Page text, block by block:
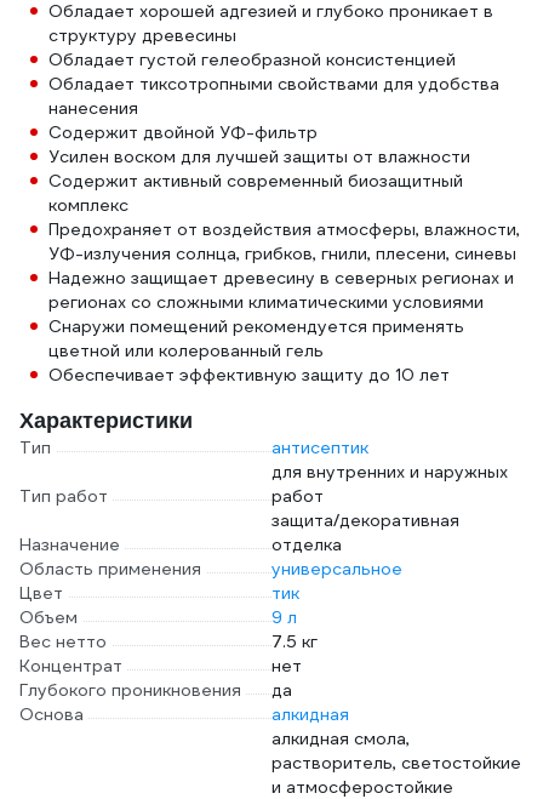
Обладает хорошей адгезией и глубоко проникает в
структуру древесины
Обладает густой гелеобразной консистенцией
Обладает тиксотропными свойствами для удобства
нанесения
Содержит двойной УФ-фильтр
Усилен воском для лучшей защиты от влажности
Содержит активный современный биозащитный
комплекс
Предохраняет от воздействия атмосферы, влажности,
УФ-излучения солнца, грибков, гнили, плесени, синевы
Надежно защищает древесину в северных регионах и
регионах со сложными климатическими условиями
Снаружи помещений рекомендуется применять
цветной или колерованный гель
Обеспечивает эффективную защиту до 10 лет
Характеристики
Тип антисептик
Тип работ
для внутренних и наружных
работ
Назначение
защита/декоративная
отделка
Область применения
универсальное
Цвет
тик
Объем
9 л
Вес нетто
7.5 кг
Концентрат
нет
Глубокого проникновения
да
Основа
алкидная
алкидная смола,
растворитель, светостойкие
и атмосферостойкие